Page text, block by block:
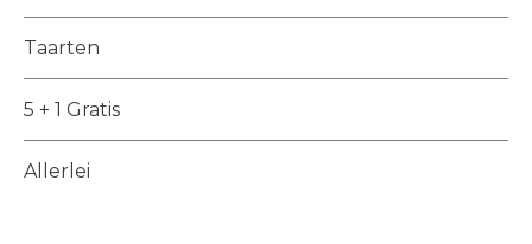
Taarten
5 + 1 Gratis
Allerlei